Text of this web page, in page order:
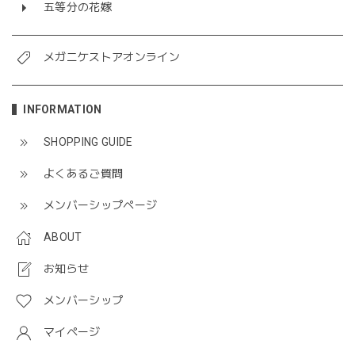
五等分の花嫁
メガニケストアオンライン
INFORMATION
SHOPPING GUIDE
よくあるご質問
メンバーシップページ
ABOUT
お知らせ
メンバーシップ
マイページ